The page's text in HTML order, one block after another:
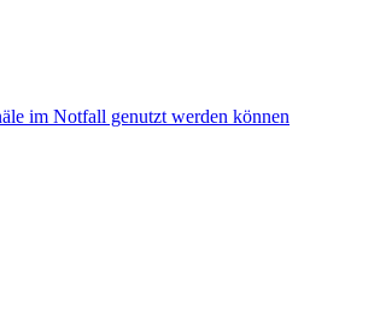
im Notfall genutzt werden können